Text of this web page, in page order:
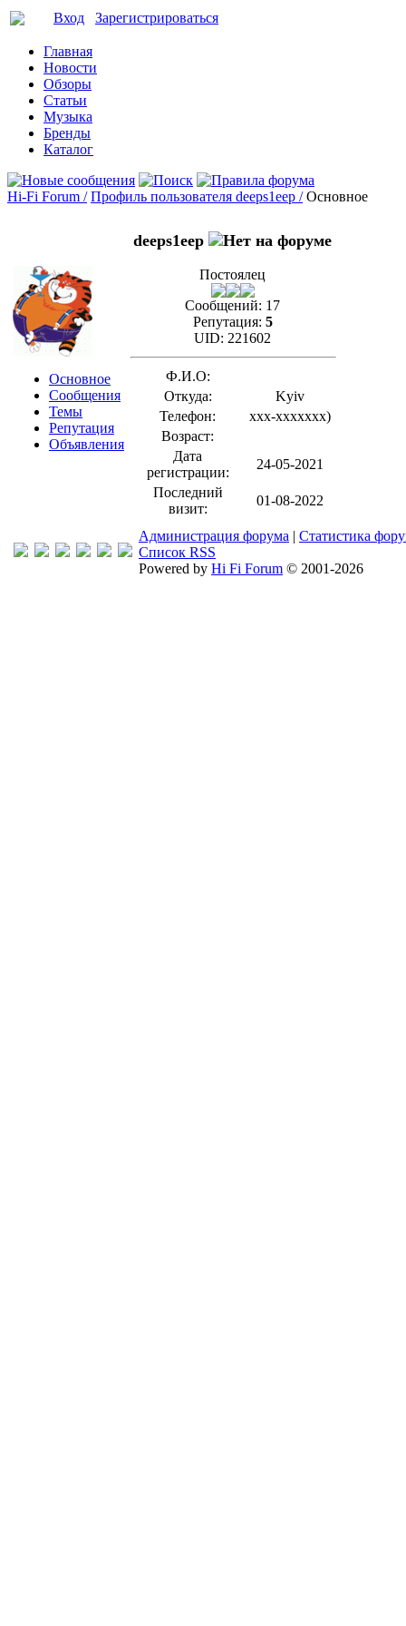
Вход Зарегистрироваться
Главная
Новости
Обзоры
Статьи
Музыка
Бренды
Каталог
Hi-Fi Forum / Профиль пользователя deeps1eep / Основное
Основное
Сообщения
Темы
Репутация
Объявления
deeps1eep
Постоялец
Сообщений: 17
Репутация: 5
UID: 221602
Ф.И.О:
Откуда:
Kyiv
Телефон:
xxx-xxxxxxx)
Возраст:
Дата
регистрации:
24-05-2021
Последний
визит:
01-08-2022
Администрация форума | Статистика
Список RSS
Powered by Hi Fi Forum © 2001-2026